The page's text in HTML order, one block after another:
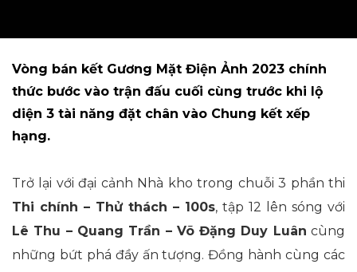
Vòng bán kết Gương Mặt Điện Ảnh 2023 chính
thức bước vào trận đấu cuối cùng trước khi lộ
diện 3 tài năng đặt chân vào Chung kết xếp
hạng.
Trở lại với đại cảnh Nhà kho trong chuỗi 3 phần thi
Thi chính – Thử thách – 100s, tập 12 lên sóng với
Lê Thu – Quang Trần – Võ Đặng Duy Luân cùng
những bứt phá đầy ấn tượng. Đồng hành cùng các